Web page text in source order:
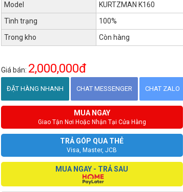
Model
KURTZMAN K160
Tình trạng
100%
Trong kho
Còn hàng
Giá bán: 2,000,000đ
ĐẶT HÀNG NHANH CHAT MESSENGER CHAT ZALO
MUA NGAY
Giao Tận Nơi Hoặc Nhận Tại Cửa Hàng
TRẢ GÓP QUA THẺ
Visa, Master, JCB
MUA NGAY - TRẢ SAU